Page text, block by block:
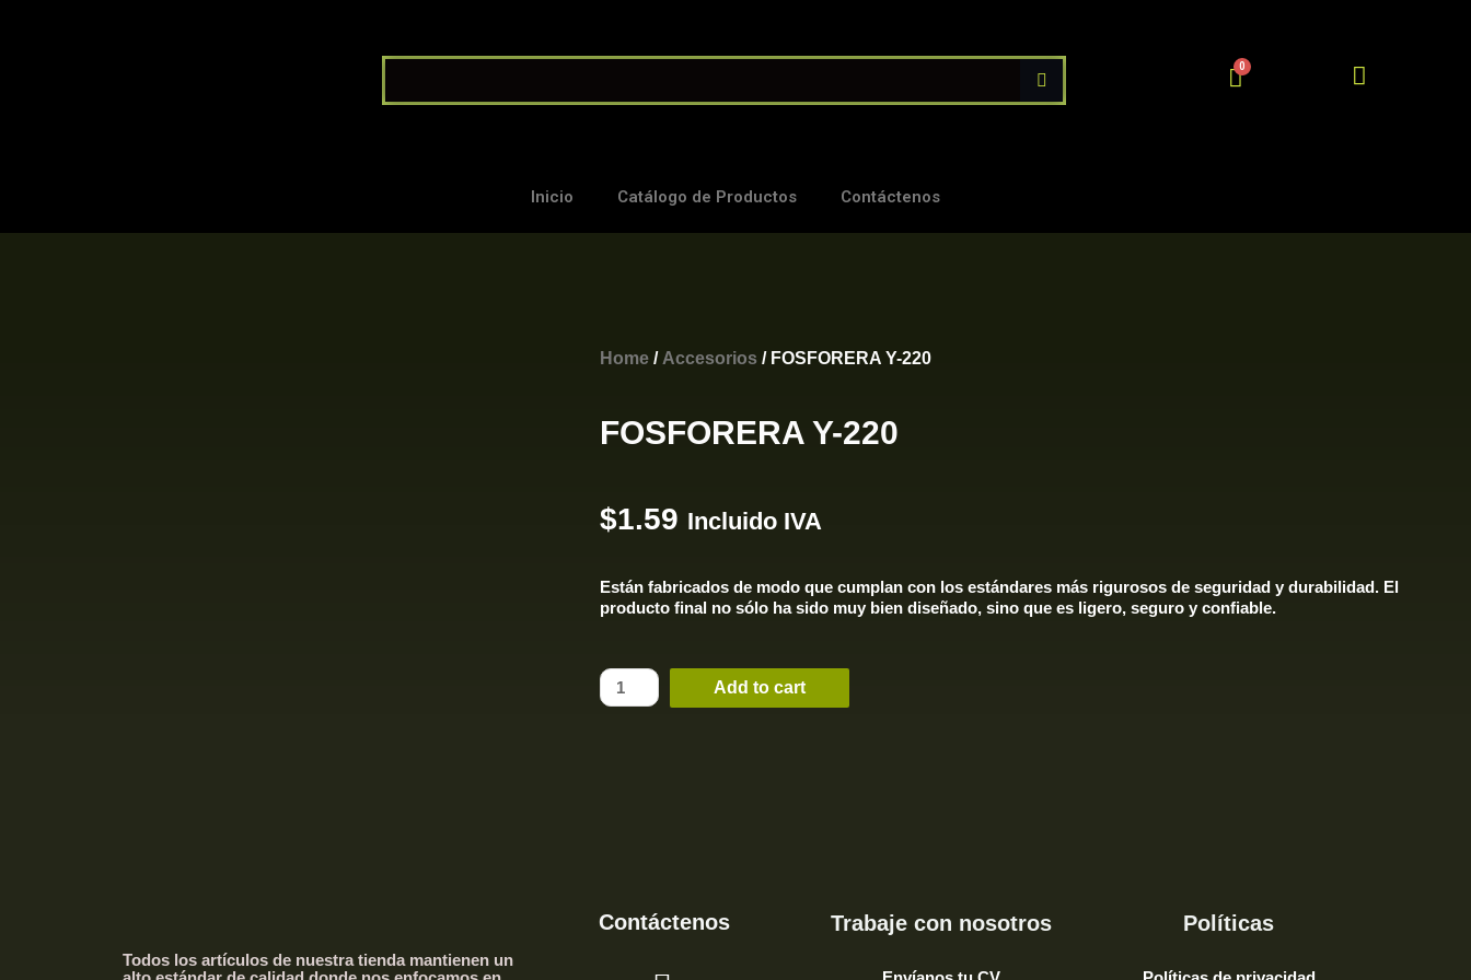
Inicio Catálogo de Productos Contáctenos
Home/ Accesorios / FOSFORERA Y-220
FOSFORERA Y-220
$1.59 Incluido IVA
Están fabricados de modo que cumplan con los estándares más rigurosos de seguridad y durabilidad. El
producto final no sólo ha sido muy bien diseñado, sino que es ligero, seguro y confiable.
Add to cart
Todos los artículos de nuestra tienda mantienen un
Contáctenos Trabaje con nosotros Políticas